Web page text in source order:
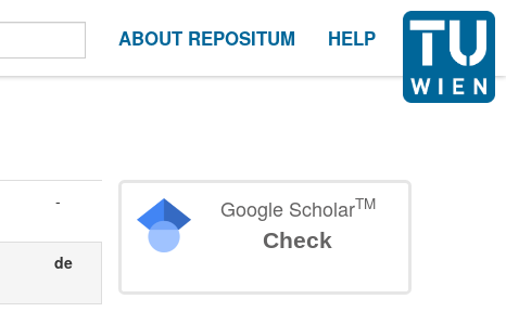
ABOUT REPOSITUM HELP
-
de
Google ScholarTM
Check